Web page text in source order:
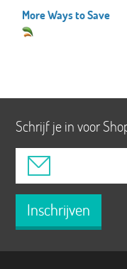
More Ways to Save
Schrijf je in voor
Inschrijven